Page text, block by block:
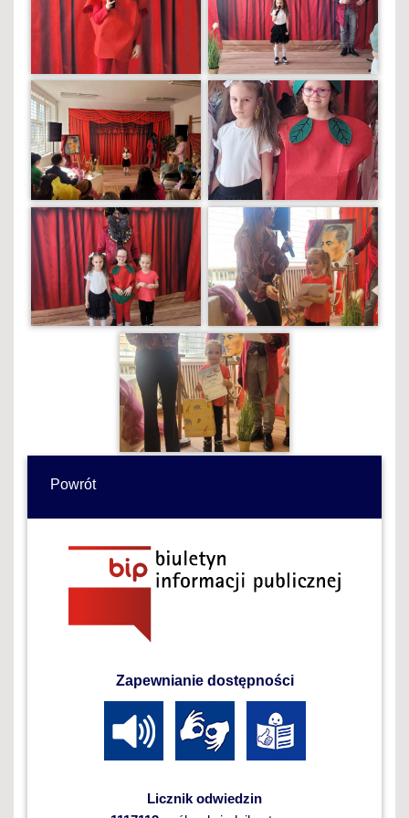
Powrót
Zapewnianie dostępności
Licznik odwiedzin